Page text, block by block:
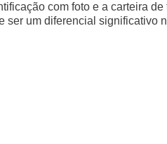
com foto e a carteira
ser um diferencial significativo